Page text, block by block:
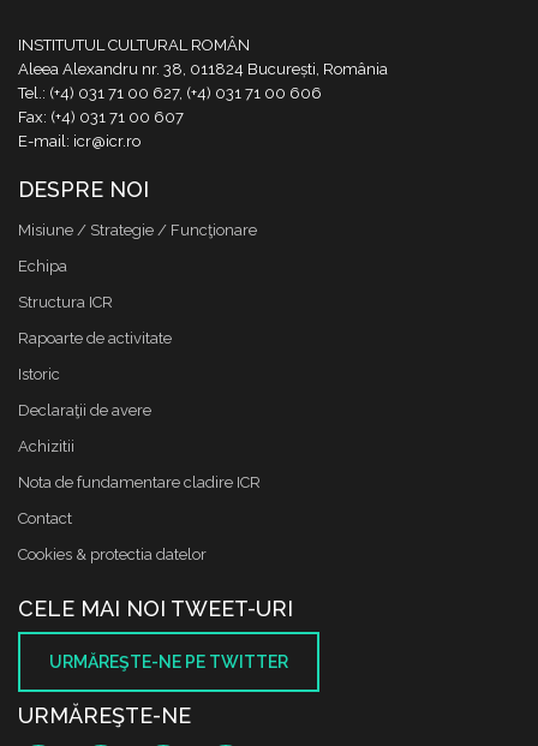
INSTITUTUL CULTURAL ROMÂN
Aleea Alexandru nr. 38, 011824 București, România
Tel.: (+4) 031 71 00 627, (+4) 031 71 00 606
Fax: (+4) 031 71 00 607
E-mail: icr@icr.ro
DESPRE NOI
Misiune / Strategie / Funcţionare
Echipa
Structura ICR
Rapoarte de activitate
Istoric
Declaraţii de avere
Achizitii
Nota de fundamentare cladire ICR
Contact
Cookies & protectia datelor
CELE MAI NOI TWEET-URI
URMĂREŞTE-NE PE TWITTER
URMĂREŞTE-NE